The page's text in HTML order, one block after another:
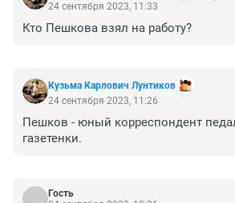
24 сентября 2023, 11:33
Кто Пешкова взял на работу?
Кузьма Карлович Лунтиков
24 сентября 2023, 11:26
Пешков - юный корреспондент
газетенки.
Гость